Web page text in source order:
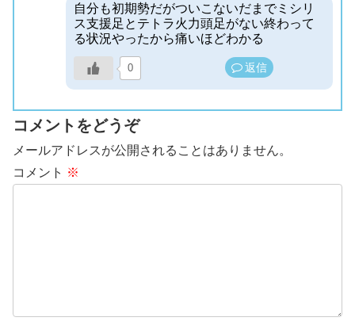
自分も初期勢だがついこないだまでミシリ
ス支援足とテトラ火力頭足がない終わって
る状況やったから痛いほどわかる
0 返信
コメントをどうぞ
メールアドレスが公開されることはありません。
コメント ※